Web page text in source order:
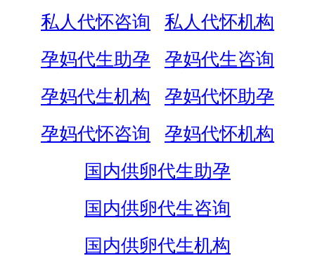
私人代怀咨询
私人代怀机构
孕妈代生助孕
孕妈代生咨询
孕妈代生机构
孕妈代怀助孕
孕妈代怀咨询
孕妈代怀机构
国内供卵代生助孕
国内供卵代生咨询
国内供卵代生机构